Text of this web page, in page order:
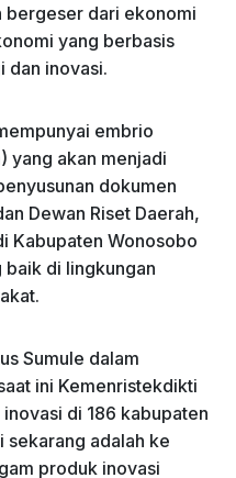
bergeser dari ekonomi
yang berbasis
dan inovasi.
embrio
yang akan menjadi
dokumen
Dewan Riset Daerah,
Kabupaten Wonosobo
di lingkungan
Sumule dalam
ini Kemenristekdikti
di 186 kabupaten
sekarang adalah ke
produk inovasi